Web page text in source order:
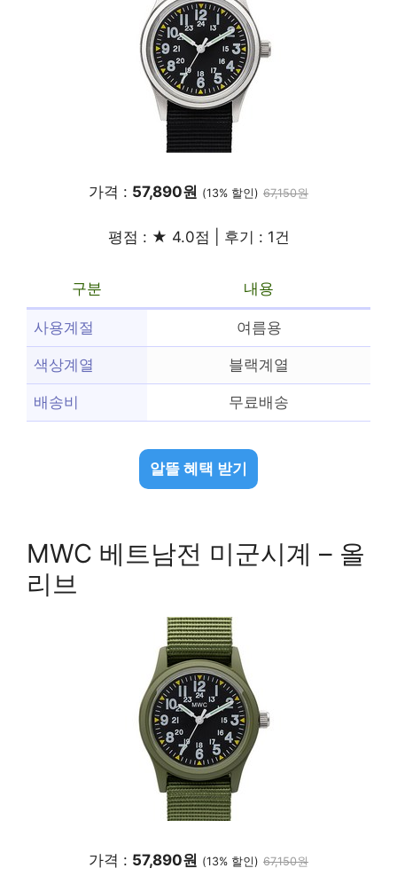
가격 : 57,890원 (13% 할인) 67,150원
평점 : ★ 4.0점 | 후기 : 1건
구분 내용
사용계절 여름용
색상계열 블랙계열
배송비 무료배송
알뜰 혜택 받기
MWC 베트남전 미군시계 – 올
리브
가격 : 57,890원 (13% 할인) 67,150원